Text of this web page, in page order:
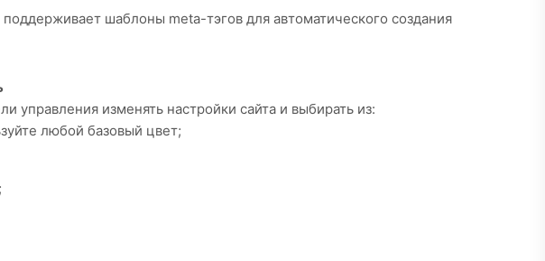
шаблоны meta-тэгов для автоматического создания
изменять настройки сайта и выбирать из:
любой базовый цвет;